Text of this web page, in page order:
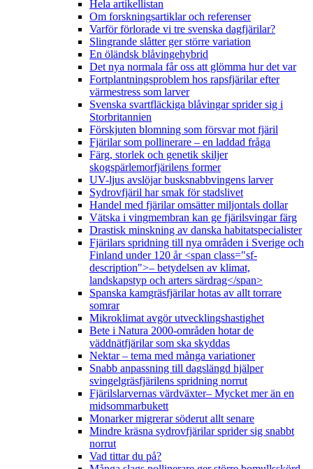
Hela artikellistan
Om forskningsartiklar och referenser
Varför förlorade vi tre svenska dagfjärilar?
Slingrande slåtter ger större variation
En öländsk blåvingehybrid
Det nya normala får oss att glömma hur det var
Fortplantningsproblem hos rapsfjärilar efter
värmestress som larver
Svenska svartfläckiga blåvingar sprider sig i
Storbritannien
Förskjuten blomning som försvar mot fjäril
Fjärilar som pollinerare – en laddad fråga
Färg, storlek och genetik skiljer
skogspärlemorfjärilens former
UV-ljus avslöjar busksnabbvingens larver
Sydrovfjäril har smak för stadslivet
Handel med fjärilar omsätter miljontals dollar
Vätska i vingmembran kan ge fjärilsvingar färg
Drastisk minskning av danska habitatspecialister
Fjärilars spridning till nya områden i Sverige och
Finland under 120 år <span class="sf-
description">– betydelsen av klimat,
landskapstyp och arters särdrag</span>
Spanska kamgräsfjärilar hotas av allt torrare
somrar
Mikroklimat avgör utvecklingshastighet
Bete i Natura 2000-områden hotar de
väddnätfjärilar som ska skyddas
Nektar – tema med många variationer
Snabb anpassning till dagslängd hjälper
svingelgräsfjärilens spridning norrut
Fjärilslarvernas värdväxter– Mycket mer än en
midsommarbukett
Monarker migrerar söderut allt senare
Mindre kräsna sydrovfjärilar sprider sig snabbt
norrut
Vad tittar du på?